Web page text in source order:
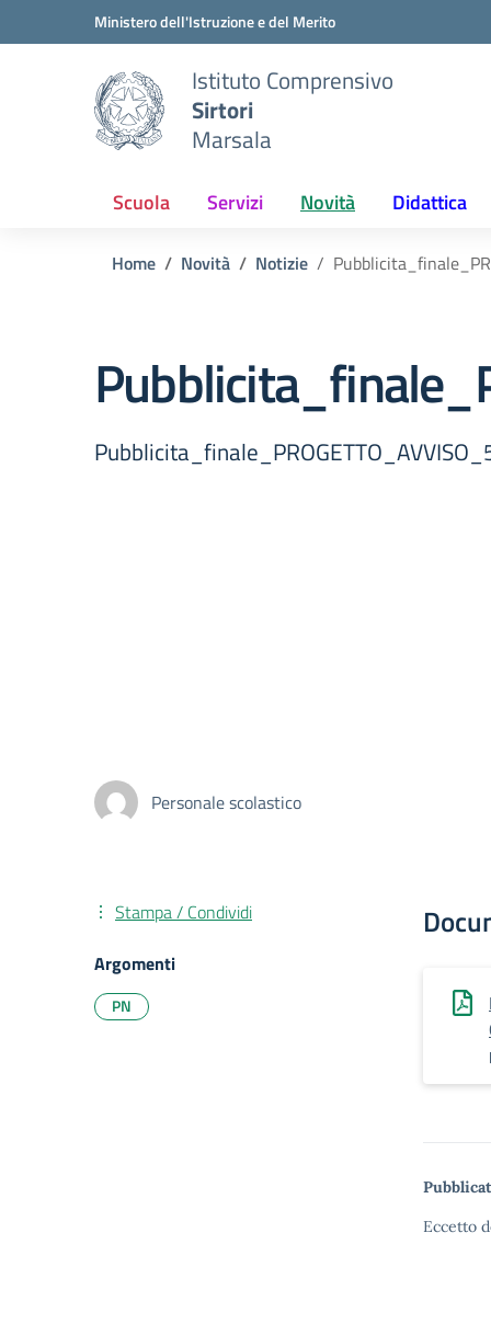
Vai ai contenuti
Vai al menu di navigazioneMinistero dell'Istruzione e del Merito
Istituto Comprensivo
Sirtori
Marsala
Scuola Servizi Novità Didattica
Home Novità Notizie
Personale scolastico
Eccetto
Stampa / Condividi
Argomenti
PN